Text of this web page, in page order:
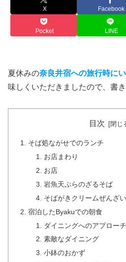
X Facebook
Pocket LINE
夏休みの奈良井宿への旅行時に
味しくいただきましたので、書
目次
そば処ながせでのランチ
お店まわり
お店
岩魚天ぷらのざるそば
そばがきクリームぜんざい
宿泊したByakuでの朝食
ダイニングへのアプローチ
素敵なダイニング
小鉢のおかず